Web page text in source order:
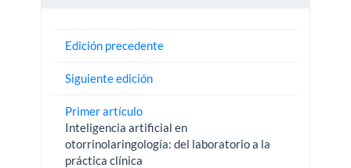
Edición precedente
Siguiente edición
Primer artículo
Inteligencia artificial en
otorrinolaringología: del laboratorio a la
práctica clínica